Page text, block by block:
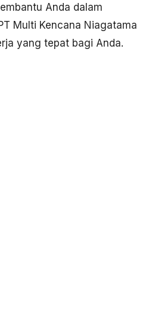
Anda dalam
Multi Kencana Niagatama
yang tepat bagi Anda.